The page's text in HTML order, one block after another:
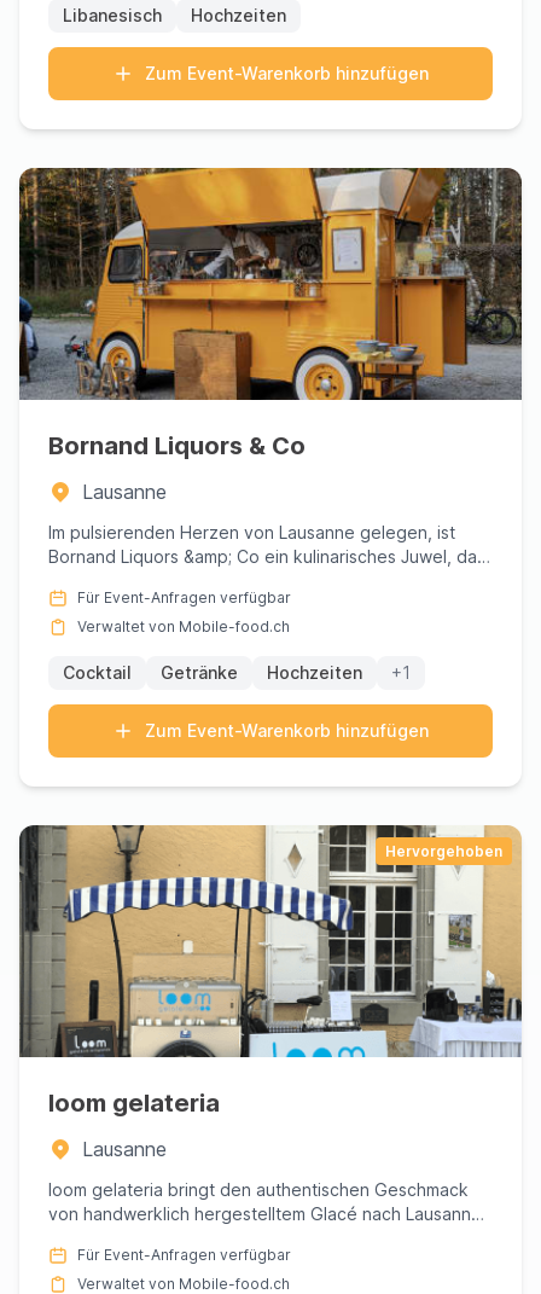
Libanesisch Hochzeiten
Zum Event-Warenkorb hinzufügen
Bornand Liquors & Co
Lausanne
Im pulsierenden Herzen von Lausanne gelegen, ist
Bornand Liquors &amp; Co ein kulinarisches Juwel, das
Für Event-Anfragen verfügbar
Verwaltet von Mobile-food.ch
Cocktail Getränke Hochzeiten +1
Zum Event-Warenkorb hinzufügen
Hervorgehoben
loom gelateria
Lausanne
loom gelateria bringt den authentischen Geschmack
von handwerklich hergestelltem Glacé nach Lausanne
Für Event-Anfragen verfügbar
Verwaltet von Mobile-food.ch